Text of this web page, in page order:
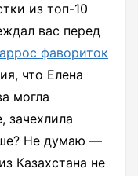
из топ-10
вас перед
фавориток
что Елена
могла
зачехлила
Не думаю —
Казахстана не